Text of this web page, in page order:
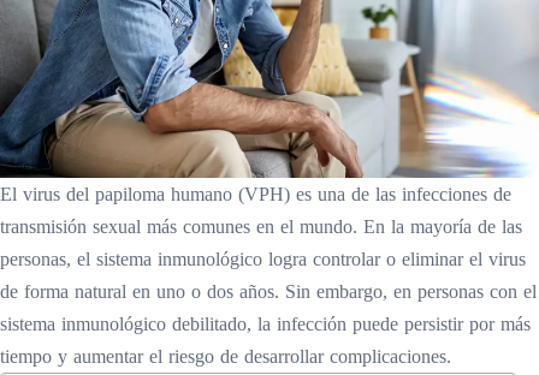
El virus del papiloma humano (VPH) es una de las infecciones de
transmisión sexual más comunes en el mundo. En la mayoría de las
personas, el sistema inmunológico logra controlar o eliminar el virus
de forma natural en uno o dos años. Sin embargo, en personas con el
sistema inmunológico debilitado, la infección puede persistir por más
tiempo y aumentar el riesgo de desarrollar complicaciones.